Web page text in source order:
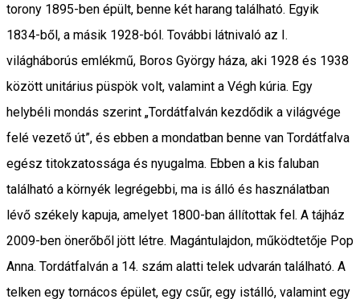
torony 1895-ben épült, benne két harang található. Egyik
1834-ből, a másik 1928-ból. További látnivaló az I.
világháborús emlékmű, Boros György háza, aki 1928 és 1938
között unitárius püspök volt, valamint a Végh kúria. Egy
helybéli mondás szerint „Tordátfalván kezdődik a világvége
felé vezető út”, és ebben a mondatban benne van Tordátfalva
egész titokzatossága és nyugalma. Ebben a kis faluban
található a környék legrégebbi, ma is álló és használatban
lévő székely kapuja, amelyet 1800-ban állítottak fel. A tájház
2009-ben önerőből jött létre. Magántulajdon, működtetője Pop
Anna. Tordátfalván a 14. szám alatti telek udvarán található. A
telken egy tornácos épület, egy csűr, egy istálló, valamint egy